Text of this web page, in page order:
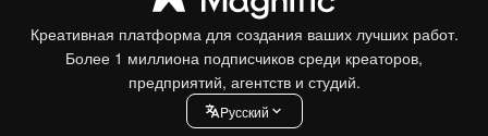
Креативная платформа для создания ваших лучших работ.
Более 1 миллиона подписчиков среди креаторов,
предприятий, агентств и студий.
Pусский